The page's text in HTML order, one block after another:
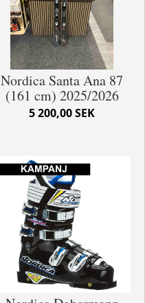
Nordica Santa Ana 87
(161 cm) 2025/2026
5 200,00 SEK